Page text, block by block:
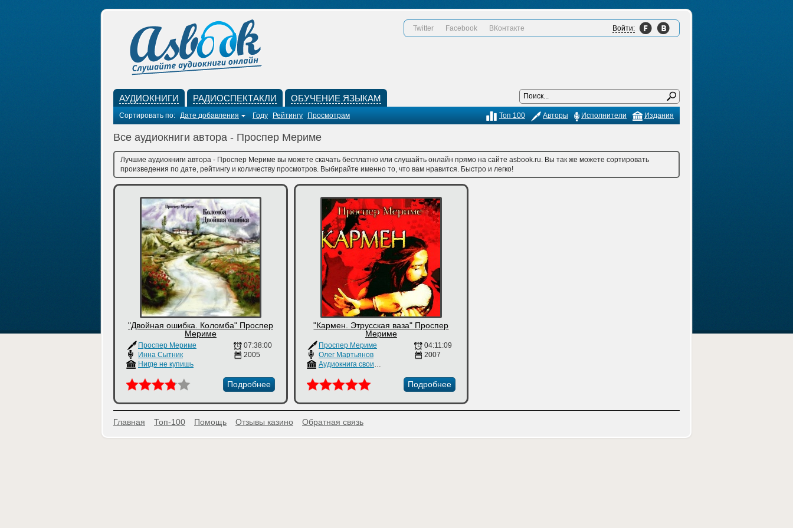
Twitter Facebook ВКонтакте Войти:
АУДИОКНИГИ РАДИОСПЕКТАКЛИ ОБУЧЕНИЕ ЯЗЫКАМ
Сортировать по: Дате добавления Году Рейтингу Просмотрам Издания
Исполнители
Авторы
Топ 100
Все аудиокниги автора - Проспер Мериме
Лучшие аудиокниги автора - Проспер Мериме вы можете скачать бесплатно или слушайть онлайн прямо на сайте asbook.ru. Вы так же можете сортировать
произведения по дате, рейтингу и количеству просмотров. Выбирайте именно то, что вам нравится. Быстро и легко!
"Двойная ошибка. Коломба" Проспер
Мериме
Проспер Мериме
Инна Сытник
Нигде не купишь
07:38:00
2005
Подробнее
"Кармен. Этрусская ваза" Проспер
Мериме
Проспер Мериме
Олег Мартьянов
Аудиокнига своими руками
04:11:09
2007
Подробнее
Главная Топ-100 Помощь Отзывы казино Обратная связь